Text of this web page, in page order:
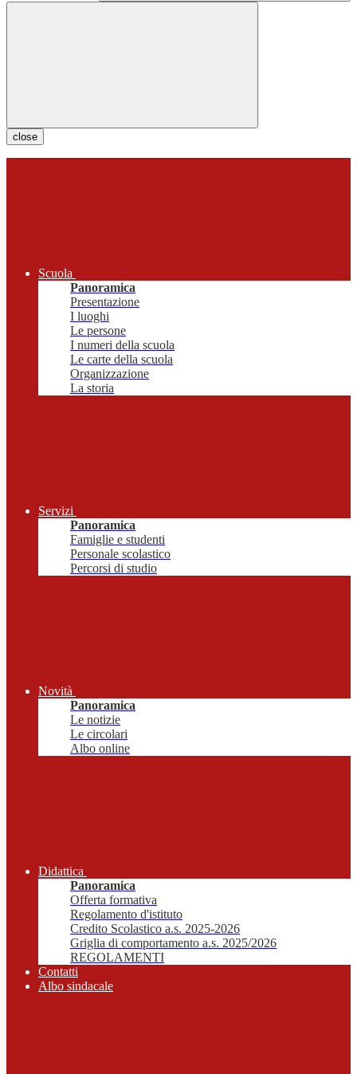
close
Scuola
Panoramica
Presentazione
I luoghi
Le persone
I numeri della scuola
Le carte della scuola
Organizzazione
La storia
Servizi
Panoramica
Famiglie e studenti
Personale scolastico
Percorsi di studio
Novità
Panoramica
Le notizie
Le circolari
Albo online
Didattica
Panoramica
Offerta formativa
Regolamento d'istituto
Credito Scolastico a.s. 2025-2026
Griglia di comportamento a.s. 2025/2026
REGOLAMENTI
Contatti
Albo sindacale